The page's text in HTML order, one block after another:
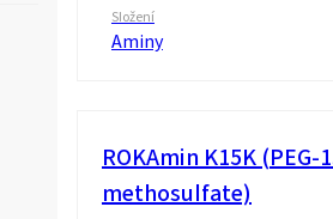
Složení
Aminy
ROKAmin K15K
methosulfate)